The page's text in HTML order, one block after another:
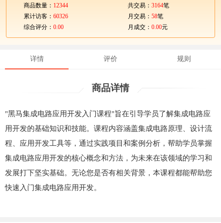
商品数量： 12344
累计访客： 60326
综合评分： 0.00
共交易： 3164笔
月交易： 58笔
月成交： 0.00元
详情 评价 规则
商品详情
"黑马集成电路应用开发入门课程"旨在引导学员了解集成电路应
用开发的基础知识和技能。课程内容涵盖集成电路原理、设计流
程、应用开发工具等，通过实践项目和案例分析，帮助学员掌握
集成电路应用开发的核心概念和方法，为未来在该领域的学习和
发展打下坚实基础。无论您是否有相关背景，本课程都能帮助您
快速入门集成电路应用开发。